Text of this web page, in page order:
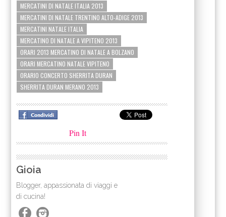
MERCATINI DI NATALE ITALIA 2013
MERCATINI DI NATALE TRENTINO ALTO-ADIGE 2013
MERCATINI NATALE ITALIA
MERCATINO DI NATALE A VIPITENO 2013
ORARI 2013 MERCATINO DI NATALE A BOLZANO
ORARI MERCATINO NATALE VIPITENO
ORARIO CONCERTO SHERRITA DURAN
SHERRITA DURAN MERANO 2013
Pin It
Gioia
Blogger, appassionata di viaggi e
di cucina!